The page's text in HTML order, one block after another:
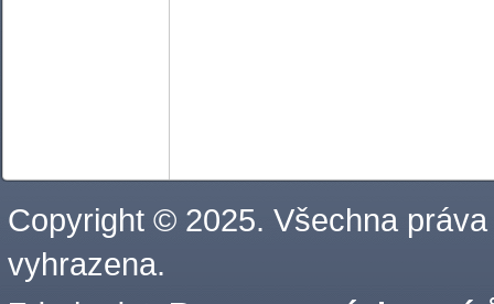
Copyright © 2025. Všechna práva
vyhrazena.